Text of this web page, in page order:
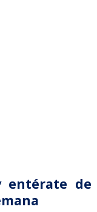
entérate de